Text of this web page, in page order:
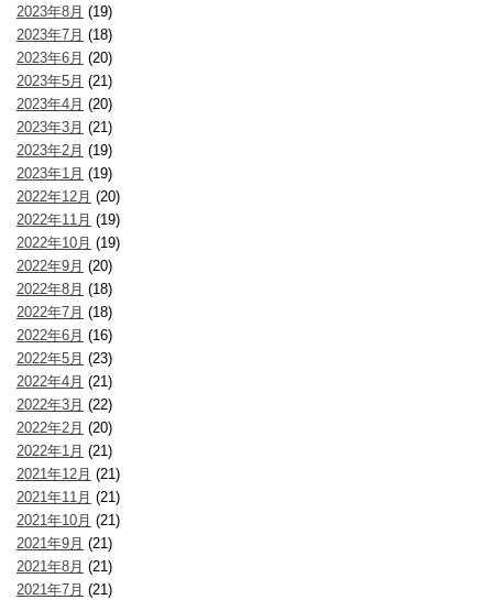
2023年8月 (19)
2023年7月 (18)
2023年6月 (20)
2023年5月 (21)
2023年4月 (20)
2023年3月 (21)
2023年2月 (19)
2023年1月 (19)
2022年12月 (20)
2022年11月 (19)
2022年10月 (19)
2022年9月 (20)
2022年8月 (18)
2022年7月 (18)
2022年6月 (16)
2022年5月 (23)
2022年4月 (21)
2022年3月 (22)
2022年2月 (20)
2022年1月 (21)
2021年12月 (21)
2021年11月 (21)
2021年10月 (21)
2021年9月 (21)
2021年8月 (21)
2021年7月 (21)